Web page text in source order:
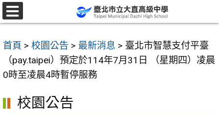
跳
至
要
容
首頁 > 校園公告 > 最新消息 > 臺北市智慧支付平臺
（pay.taipei）預定於114年7月31日 （星期四）凌晨
0時至凌晨4時暫停服務
校園公告
選
單